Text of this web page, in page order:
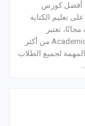
أفضل كورس
تعليم الكتابة
مجانًا، تعتبر
Academic Writing من أكثر
المهمة لجميع الطلاب